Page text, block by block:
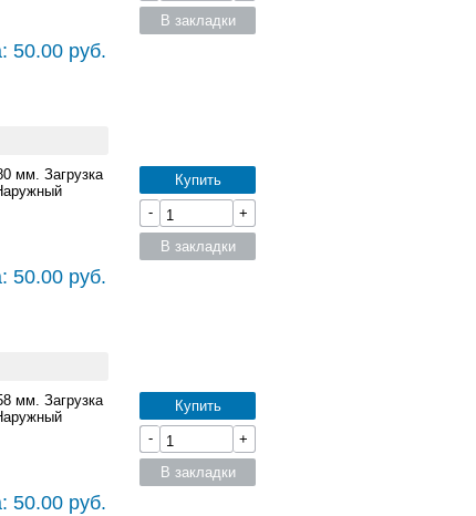
50.00 руб.
В закладки
мм. Загрузка
50.00 руб.
Купить
-
+
В закладки
мм. Загрузка
50.00 руб.
Купить
-
+
В закладки